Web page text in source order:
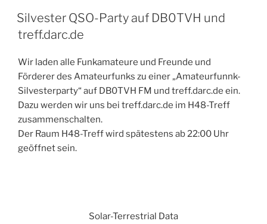
Silvester QSO-Party auf DB0TVH und
treff.darc.de
Wir laden alle Funkamateure und Freunde und
Förderer des Amateurfunks zu einer „Amateurfunnk-
Silvesterparty“ auf DB0TVH FM und treff.darc.de ein.
Dazu werden wir uns bei treff.darc.de im H48-Treff
zusammenschalten.
Der Raum H48-Treff wird spätestens ab 22:00 Uhr
geöffnet sein.
Solar-Terrestrial Data